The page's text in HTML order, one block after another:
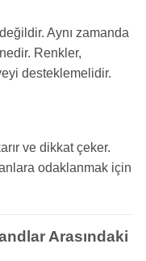
Aynı zamanda
Renkler,
desteklemelidir.
ve dikkat çeker.
odaklanmak için
Arasındaki